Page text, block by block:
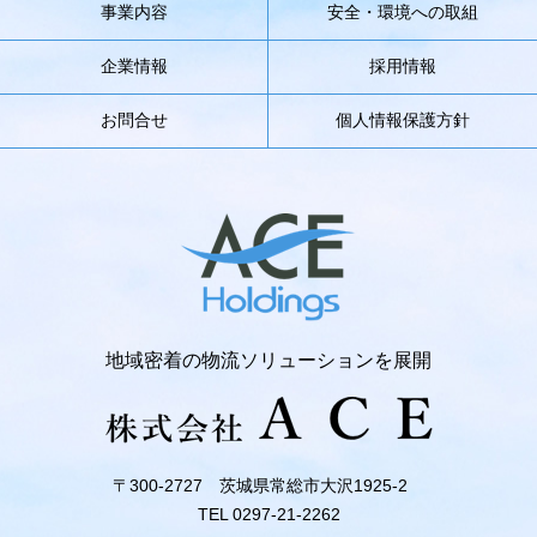
事業内容 安全・環境への取組
企業情報 採用情報
お問合せ 個人情報保護方針
地域密着の物流ソリューションを展開
〒300-2727 茨城県常総市大沢1925-2
TEL 0297-21-2262